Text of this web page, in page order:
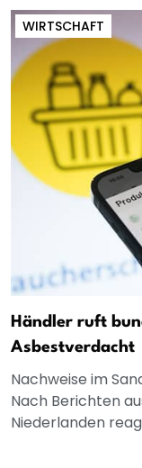
WIRTSCHAFT
Händler ruft
Asbestverdacht
Nachweise im
Nach Berichten
Niederlanden